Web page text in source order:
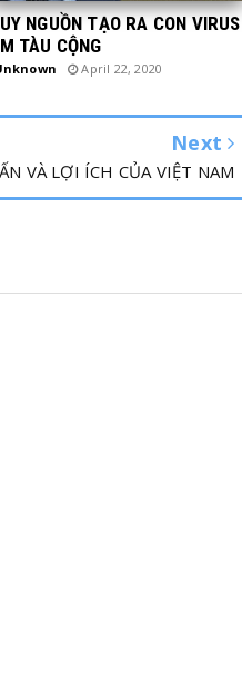
NGUỒN TẠO RA CON VIRUS
TÀU CỘNG
April 22, 2020
Next
VÀ LỢI ÍCH CỦA VIỆT NAM